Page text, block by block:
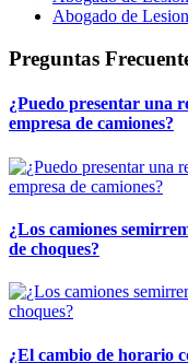
Abogado de
Preguntas
¿Puedo presentar una
empresa de camiones?
¿Los camiones
de choques?
¿El cambio de horario